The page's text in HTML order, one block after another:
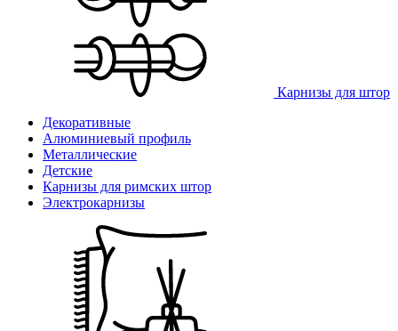
Карнизы для штор
Декоративные
Алюминиевый профиль
Металлические
Детские
Карнизы для римских штор
Электрокарнизы